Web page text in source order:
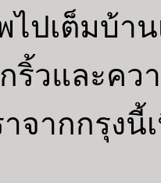
ไปเต็มบ้า
ริ้วและคว
าจากกรุง